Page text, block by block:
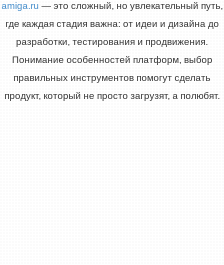
amiga.ru — это сложный, но увлекательный путь,
где каждая стадия важна: от идеи и дизайна до
разработки, тестирования и продвижения.
Понимание особенностей платформ, выбор
правильных инструментов помогут сделать
продукт, который не просто загрузят, а полюбят.